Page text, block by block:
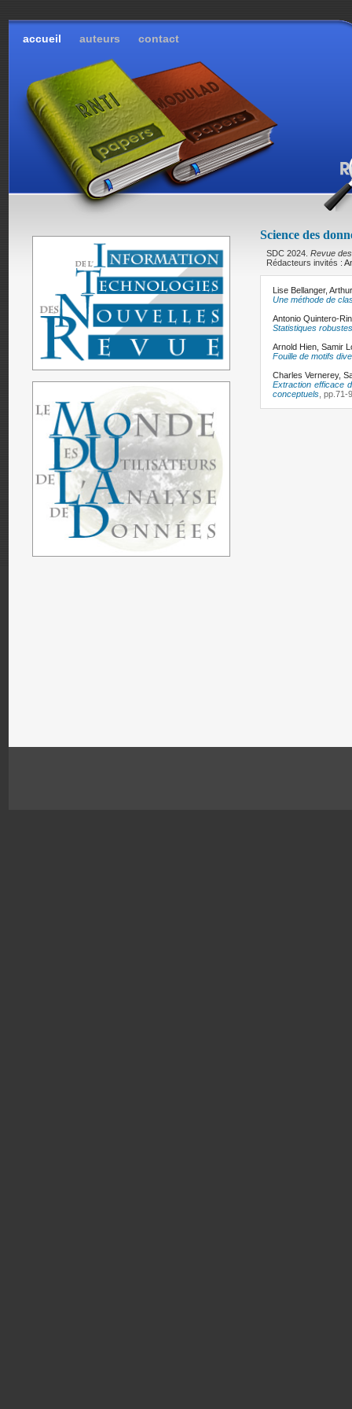
accueil auteurs contact
Science des
SDC 2024. Revue
Rédacteurs invités :
Lise Bellanger,
Une méthode de
Antonio Quintero-
Statistiques
Arnold Hien, Samir
Fouille de motifs
Charles Vernerey,
Extraction efficace
conceptuels, pp.71-